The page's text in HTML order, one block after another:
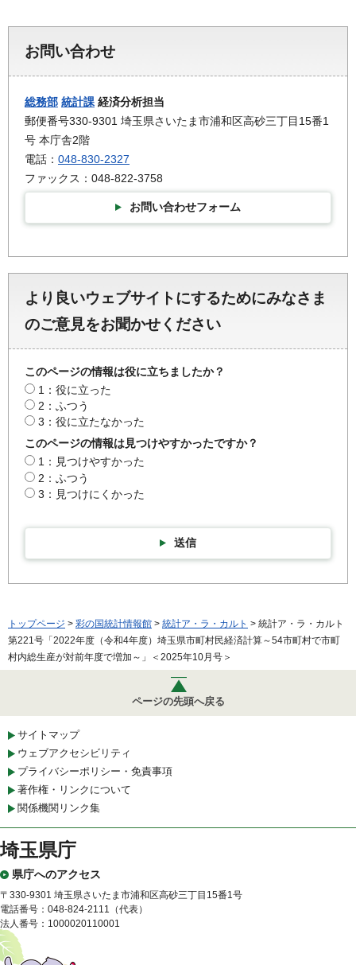
お問い合わせ
総務部 統計課 経済分析担当
郵便番号330-9301 埼玉県さいたま市浦和区高砂三丁目15番1
号 本庁舎2階
電話： 048-830-2327
ファックス：048-822-3758
お問い合わせフォーム
より良いウェブサイトにするためにみなさま
のご意見をお聞かせください
このページの情報は役に立ちましたか？
1：役に立った
2：ふつう
3：役に立たなかった
このページの情報は見つけやすかったですか？
1：見つけやすかった
2：ふつう
3：見つけにくかった
送信
トップページ > 彩の国統計情報館 > 統計ア・ラ・カルト > 統計ア・ラ・カルト
第221号「2022年度（令和4年度）埼玉県市町村民経済計算～54市町村で市町
村内総生産が対前年度で増加～」＜2025年10月号＞
ページの先頭へ戻る
サイトマップ
ウェブアクセシビリティ
プライバシーポリシー・免責事項
著作権・リンクについて
関係機関リンク集
埼玉県庁
県庁へのアクセス
〒330-9301 埼玉県さいたま市浦和区高砂三丁目15番1号
電話番号：048-824-2111（代表）
法人番号：1000020110001